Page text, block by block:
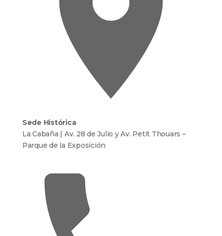
Sede Histórica
La Cabaña | Av. 28 de Julio y Av. Petit Thouars –
Parque de la Exposición